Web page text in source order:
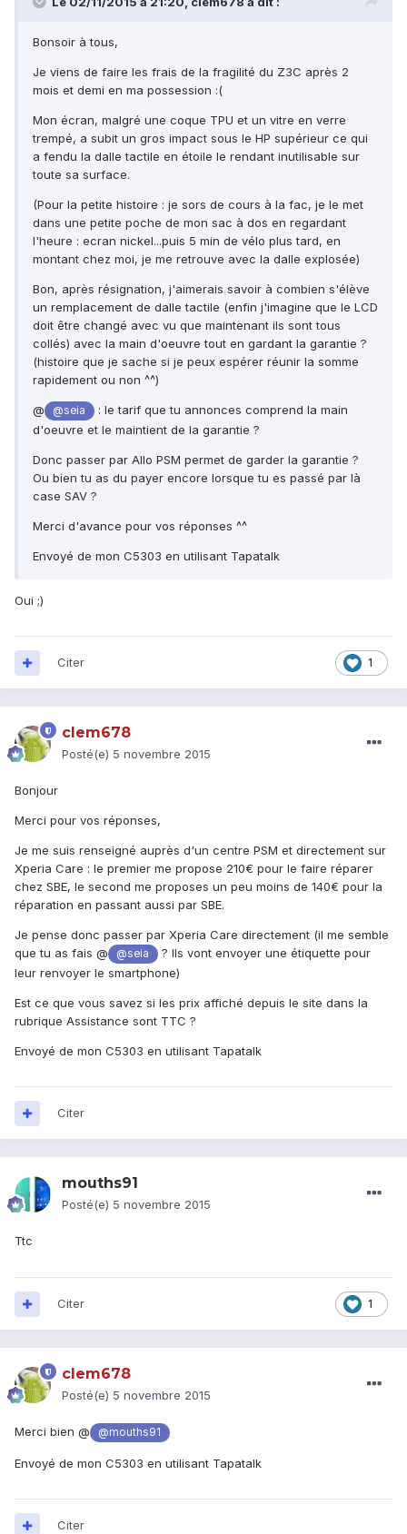
Bonsoir à tous,
Je viens de faire les frais de la fragilité du Z3C après 2
mois et demi en ma possession :(
Mon écran, malgré une coque TPU et un vitre en verre
trempé, a subit un gros impact sous le HP supérieur ce qui
a fendu la dalle tactile en étoile le rendant inutilisable sur
toute sa surface.
(Pour la petite histoire : je sors de cours à la fac, je le met
dans une petite poche de mon sac à dos en regardant
l'heure : ecran nickel...puis 5 min de vélo plus tard, en
montant chez moi, je me retrouve avec la dalle explosée)
Bon, après résignation, j'aimerais savoir à combien s'élève
un remplacement de dalle tactile (enfin j'imagine que le LCD
doit être changé avec vu que maintenant ils sont tous
collés) avec la main d'oeuvre tout en gardant la garantie ?
(histoire que je sache si je peux espérer réunir la somme
rapidement ou non ^^)
@ @seia
: le tarif que tu annonces comprend la main
d'oeuvre et le maintient de la garantie ?
Donc passer par Allo PSM permet de garder la garantie ?
Ou bien tu as du payer encore lorsque tu es passé par là
case SAV ?
Merci d'avance pour vos réponses ^^
Envoyé de mon C5303 en utilisant Tapatalk
Oui ;)
1
Citer
clem678
Posté(e) 5 novembre 2015
Bonjour
Merci pour vos réponses,
Je me suis renseigné auprès d'un centre PSM et directement sur
Xperia Care : le premier me propose 210€ pour le faire réparer
chez SBE, le second me proposes un peu moins de 140€ pour la
réparation en passant aussi par SBE.
Je pense donc passer par Xperia Care directement (il me semble
que tu as fais @
@seia
? Ils vont envoyer une étiquette pour
leur renvoyer le smartphone)
Est ce que vous savez si les prix affiché depuis le site dans la
rubrique Assistance sont TTC ?
Envoyé de mon C5303 en utilisant Tapatalk
Citer
mouths91
Posté(e) 5 novembre 2015
Ttc
1
Citer
clem678
Posté(e) 5 novembre 2015
Merci bien @ @mouths91
Envoyé de mon C5303 en utilisant Tapatalk
Citer